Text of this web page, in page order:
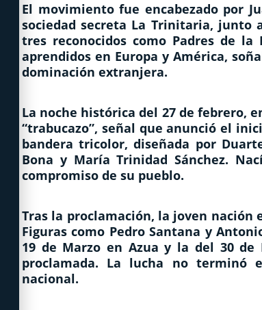
El movimiento fue encabezado por
sociedad secreta La Trinitaria, junto
tres reconocidos como Padres de
aprendidos en Europa y América,
dominación extranjera.
La noche histórica del 27 de febrero,
“trabucazo”, señal que anunció el
bandera tricolor, diseñada por
Bona y María Trinidad Sánchez.
compromiso de su pueblo.
Tras la proclamación, la joven
Figuras como Pedro Santana y
19 de Marzo en Azua y la del 30 de
proclamada. La lucha no terminó
nacional.